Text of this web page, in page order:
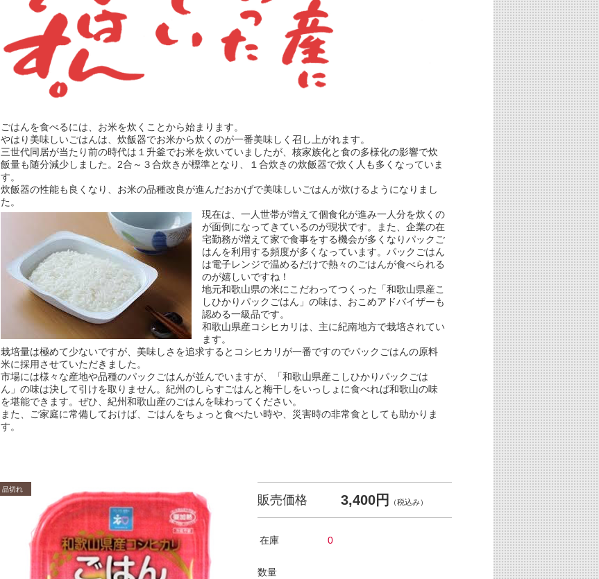
ごはんを食べるには、お米を炊くことから始まります。
やはり美味しいごはんは、炊飯器でお米から炊くのが一番美味しく召し上がれます。
三世代同居が当たり前の時代は１升釜でお米を炊いていましたが、核家族化と食の多様化の影響で炊
飯量も随分減少しました。2合～３合炊きが標準となり、１合炊きの炊飯器で炊く人も多くなっていま
す。
炊飯器の性能も良くなり、お米の品種改良が進んだおかげで美味しいごはんが炊けるようになりまし
た。
現在は、一人世帯が増えて個食化が進み一人分を炊くの
が面倒になってきているのが現状です。また、企業の在
宅勤務が増えて家で食事をする機会が多くなりパックご
はんを利用する頻度が多くなっています。パックごはん
は電子レンジで温めるだけで熱々のごはんが食べられる
のが嬉しいですね！
地元和歌山県の米にこだわってつくった「和歌山県産こ
しひかりパックごはん」の味は、おこめアドバイザーも
認める一級品です。
和歌山県産コシヒカリは、主に紀南地方で栽培されてい
ます。
栽培量は極めて少ないですが、美味しさを追求するとコシヒカリが一番ですのでパックごはんの原料
米に採用させていただきました。
市場には様々な産地や品種のパックごはんが並んでいますが、「和歌山県産こしひかりパックごは
ん」の味は決して引けを取りません。紀州のしらすごはんと梅干しをいっしょに食べれば和歌山の味
を堪能できます。ぜひ、紀州和歌山産のごはんを味わってください。
また、ご家庭に常備しておけば、ごはんをちょっと食べたい時や、災害時の非常食としても助かりま
す。
販売価格 3,400円 （税込み）
在庫 0
数量